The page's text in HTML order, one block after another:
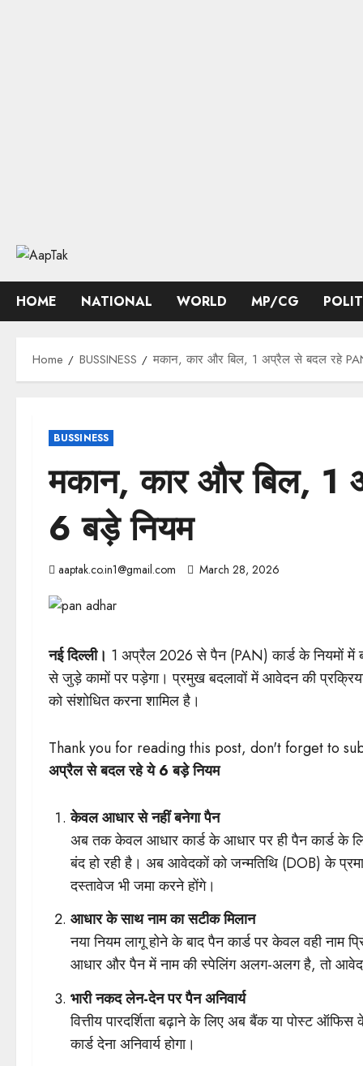
content
HOME
NATIONAL WORLD MP/CG
Home BUSSINESS मकान, कार और बिल, 1 अप्रैल से बदल रहे
BUSSINESS
मकान, कार और बिल,
6 बड़े नियम
aaptak.co.in1@gmail.com March 28, 2026
नई दिल्ली। 1 अप्रैल 2026 से पैन (PAN) कार्ड के नियमों
से जुड़े कामों पर पड़ेगा। प्रमुख बदलावों में आवेदन की
को संशोधित करना शामिल है।
Thank you for reading this post, don't forget to
अप्रैल से बदल रहे ये 6 बड़े नियम
केवल आधार से नहीं बनेगा पैन
अब तक केवल आधार कार्ड के आधार पर ही पैन कार्ड के
बंद हो रही है। अब आवेदकों को जन्मतिथि (DOB) के
दस्तावेज भी जमा करने होंगे।
आधार के साथ नाम का सटीक मिलान
नया नियम लागू होने के बाद पैन कार्ड पर केवल वही नाम
आधार और पैन में नाम की स्पेलिंग अलग-अलग है, तो आवेदन
भारी नकद लेन-देन पर पैन अनिवार्य
वित्तीय पारदर्शिता बढ़ाने के लिए अब बैंक या पोस्ट
कार्ड देना अनिवार्य होगा।